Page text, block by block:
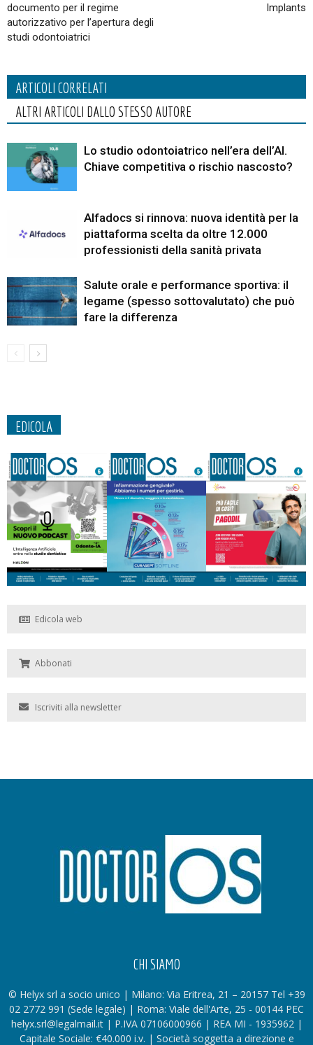
documento per il regime
autorizzativo per l’apertura degli
studi odontoiatrici
Implants
ARTICOLI CORRELATI
ALTRI ARTICOLI DALLO STESSO AUTORE
Lo studio odontoiatrico nell’era dell’AI.
Chiave competitiva o rischio nascosto?
Alfadocs si rinnova: nuova identità per la
piattaforma scelta da oltre 12.000
professionisti della sanità privata
Salute orale e performance sportiva: il
legame (spesso sottovalutato) che può
fare la differenza
EDICOLA
Edicola web
Abbonati
Iscriviti alla newsletter
CHI SIAMO
© Helyx srl a socio unico | Milano: Via Eritrea, 21 – 20157 Tel +39
02 2772 991 (Sede legale) | Roma: Viale dell'Arte, 25 - 00144 PEC
helyx.srl@legalmail.it | P.IVA 07106000966 | REA MI - 1935962 |
Capitale Sociale: €40.000 i.v. | Società soggetta a direzione e